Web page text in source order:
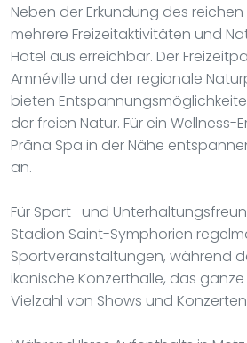
Neben der Erkundung des
mehrere Freizeitaktivitäten und
Hotel aus erreichbar. Der
Amnéville und der regionale
bieten
der freien Natur. Für ein Wellness-
Prãna Spa in der Nähe
an.
Für Sport- und
Stadion Saint-Symphorien
Sportveranstaltungen, während
ikonische Konzerthalle, das
Vielzahl von Shows und